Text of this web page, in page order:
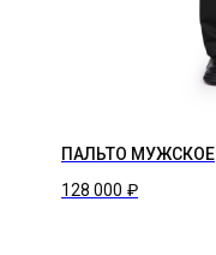
ПАЛЬТО МУЖСКОЕ
128 000 ₽